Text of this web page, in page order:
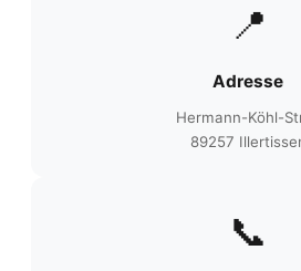
📍
Adresse
Hermann-Köhl-
89257
📞